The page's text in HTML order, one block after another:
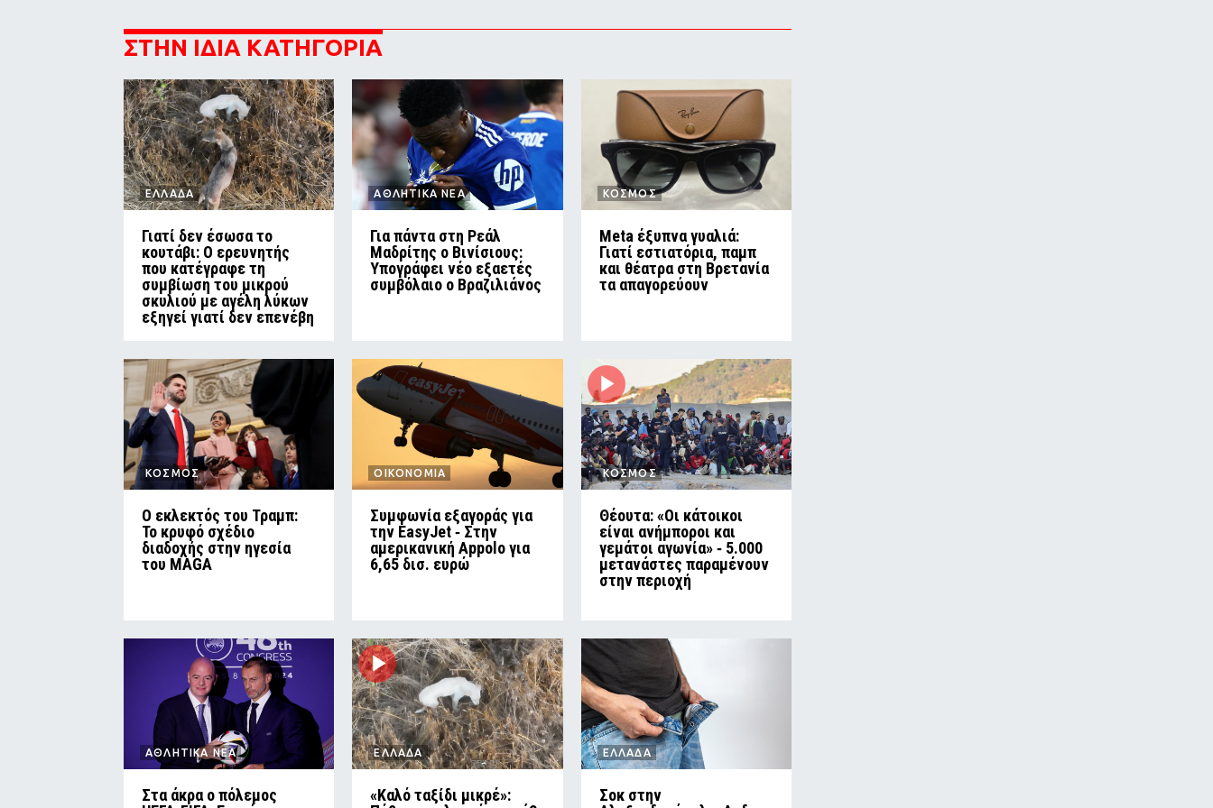
ΣΤΗΝ ΙΔΙΑ ΚΑΤΗΓΟΡΙΑ
ΕΛΛΑΔΑ
Γιατί δεν έσωσα το
κουτάβι: Ο ερευνητής
που κατέγραφε τη
συμβίωση του μικρού
σκυλιού με αγέλη λύκων
εξηγεί γιατί δεν επενέβη
ΑΘΛΗΤΙΚΑ ΝΕΑ
Για πάντα στη Ρεάλ
Μαδρίτης ο Βινίσιους:
Υπογράφει νέο εξαετές
συμβόλαιο ο Βραζιλιάνος
ΚΟΣΜΟΣ
Meta έξυπνα γυαλιά:
Γιατί εστιατόρια, παμπ
και θέατρα στη Βρετανία
τα απαγορεύουν
ΚΟΣΜΟΣ
Ο εκλεκτός του Τραμπ:
Το κρυφό σχέδιο
διαδοχής στην ηγεσία
του MAGA
ΟΙΚΟΝΟΜΙΑ
Συμφωνία εξαγοράς για
την EasyJet ‑ Στην
αμερικανική Appolo για
6,65 δισ. ευρώ
ΚΟΣΜΟΣ
Θέουτα: «Οι κάτοικοι
είναι ανήμποροι και
γεμάτοι αγωνία» ‑ 5.000
μετανάστες παραμένουν
στην περιοχή
ΑΘΛΗΤΙΚΑ ΝΕΑ
Στα άκρα ο πόλεμος
ΕΛΛΑΔΑ
«Καλό ταξίδι μικρέ»:
ΕΛΛΑΔΑ
Σοκ στην